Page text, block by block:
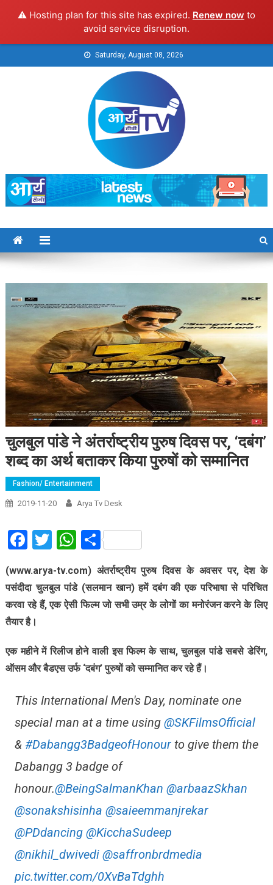
⚠️ Hosting plan for this site has expired. Renew now to
avoid service disruption.
to
Saturday, August 08, 2026
Arya TV
चुलबुल पांडे ने अंतर्राष्ट्रीय पुरुष दिवस पर, ‘दबंग’
शब्द का अर्थ बताकर किया पुरुषों को सम्मानित
Fashion/ Entertainment
2019-11-20 Arya Tv Desk
Facebook
TwitterWhatsApp
Share
(www.arya-tv.com) अंतर्राष्ट्रीय पुरुष दिवस के अवसर पर, देश के
पसंदीदा चुलबुल पांडे (सलमान खान) हमें दबंग की एक परिभाषा से परिचित
करवा रहे हैं, एक ऐसी फिल्म जो सभी उम्र के लोगों का मनोरंजन करने के लिए
तैयार है।
एक महीने में रिलीज होने वाली इस फिल्म के साथ, चुलबुल पांडे सबसे डेरिंग,
ऑसम और बैडएस उर्फ ‘दबंग’ पुरुषों को सम्मानित कर रहे हैं।
This International Men's Day, nominate one
special man at a time using @SKFilmsOfficial
& #Dabangg3BadgeofHonourto give them the
Dabangg 3 badge of
honour.@BeingSalmanKhan @arbaazSkhan
@sonakshisinha @saieemmanjrekar
@PDdancing @KicchaSudeep
@nikhil_dwivedi @saffronbrdmedia
pic.twitter.com/0XvBaTdghh